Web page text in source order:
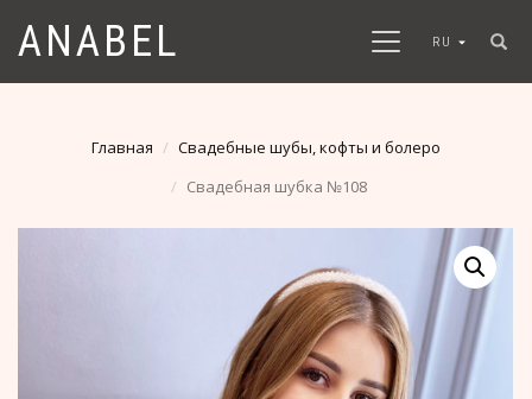
ANABEL RU
Главная
Свадебные шубы, кофты и болеро
Свадебная шубка №108